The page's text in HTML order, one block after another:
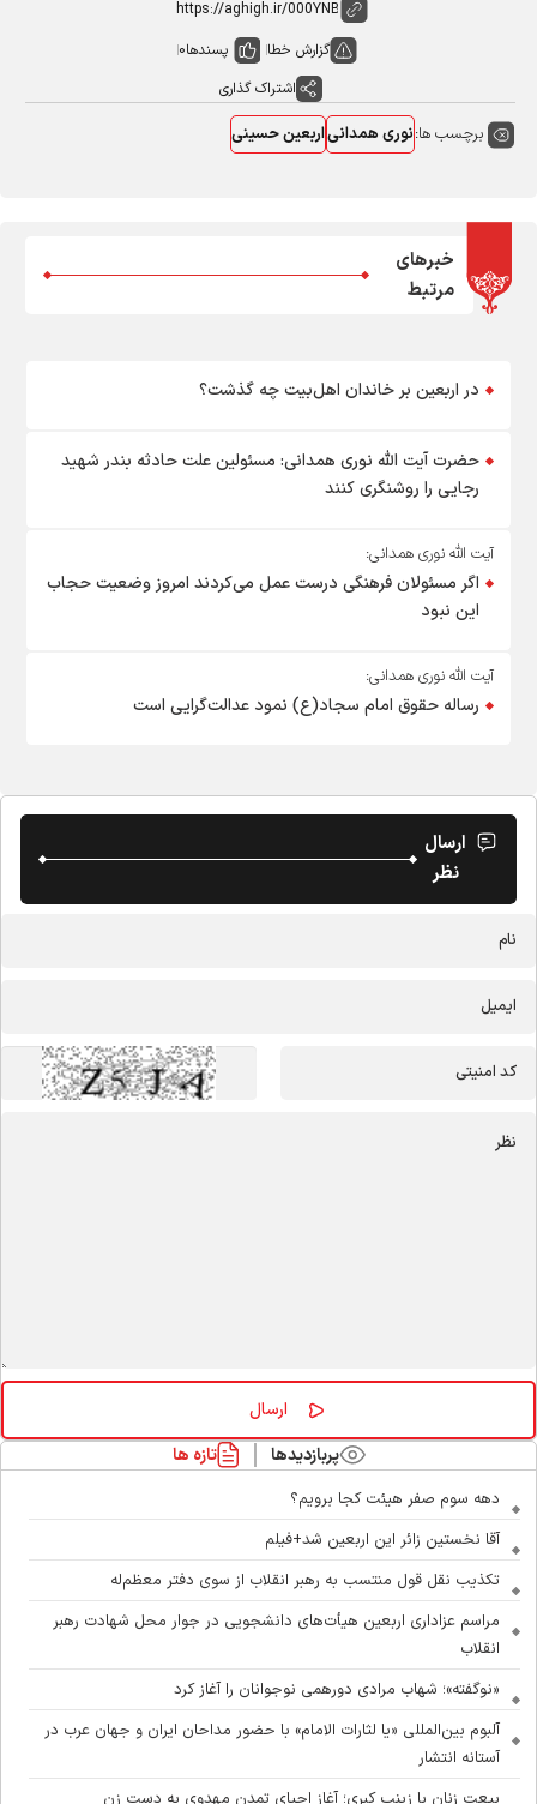
گزارش خطا پسندها0
اشتراک گذاری
برچسب ها:نوری همدانیاربعین حسینی
خبرهای
مرتبط
در اربعین بر خاندان اهل‌بیت چه گذشت؟
حضرت آیت الله نوری همدانی: مسئولین علت حادثه بندر شهید
رجایی را روشنگری کنند
آیت الله نوری همدانی:
اگر مسئولان فرهنگی درست عمل می‌کردند امروز وضعیت حجاب
این نبود
آیت الله نوری همدانی:
رساله حقوق امام سجاد(ع) نمود عدالت‌گرایی است
ارسال
نظر
پربازدیدها تازه ها
دهه سوم صفر هیئت کجا برویم؟
آقا نخستین زائر این اربعین شد+فیلم
تکذیب نقل قول منتسب به رهبر انقلاب از سوی دفتر معظم‌له
مراسم عزاداری اربعین هیأت‌های دانشجویی در جوار محل شهادت رهبر
انقلاب
«نوگفته»؛ شهاب مرادی دورهمی نوجوانان را آغاز کرد
آلبوم بین‌المللی «یا لثارات الامام» با حضور مداحان ایران و جهان عرب در
آستانه انتشار
بیعت زنان با زینب کبری؛ آغازِ احیای تمدنِ مهدوی به دستِ زن